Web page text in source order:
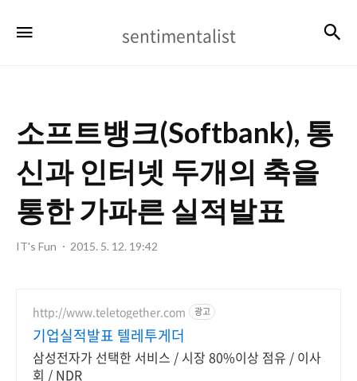
sentimentalist
소프트뱅크(Softbank), 통
신과 인터넷 두개의 축을
통한 가파른 실적발표
IT's Fun 2015. 5. 12. 19:42
http://www.teletogether.com 광고
기업실적발표 텔레투게더
삼성전자가 선택한 서비스 / 시장 80%이상 점유 / 이사
회 / NDR